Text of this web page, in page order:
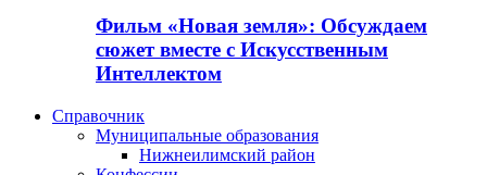
Фильм «Новая земля»: Обсуждаем
сюжет вместе с Искусственным
Интеллектом
Справочник
Муниципальные образования
Нижнеилимский район